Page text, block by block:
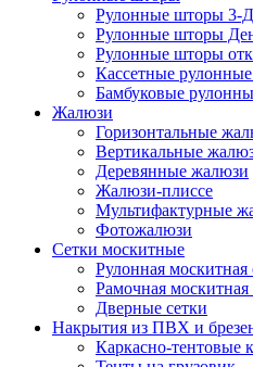
Рулонные шторы 3-Д
Рулонные шторы
Рулонные шторы
Кассетные
Бамбуковые
Жалюзи
Горизонтальные
Вертикальные
Деревянные жалюзи
Жалюзи-плиссе
Мультифактурные
Фотожалюзи
Сетки москитные
Рулонная москитная
Рамочная москитная
Дверные сетки
Накрытия из ПВХ и
Каркасно-тентовые